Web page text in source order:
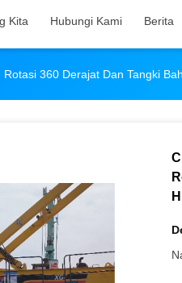
Kita Hubungi Kami Berita
360 Derajat Dan Tangki